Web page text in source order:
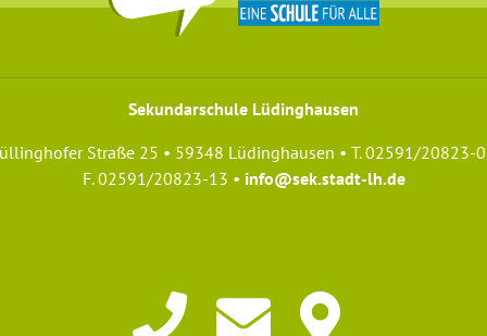
Sekundarschule Lüdinghausen
Straße 25 • 59348 Lüdinghausen • T. 02591/20823-0
F. 02591/20823-13 • info@sek.stadt-lh.de